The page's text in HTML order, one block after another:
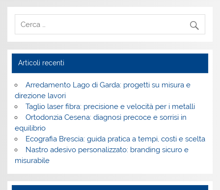
Articoli recenti
Arredamento Lago di Garda: progetti su misura e
direzione lavori
Taglio laser fibra: precisione e velocità per i metalli
Ortodonzia Cesena: diagnosi precoce e sorrisi in
equilibrio
Ecografia Brescia: guida pratica a tempi, costi e scelta
Nastro adesivo personalizzato: branding sicuro e
misurabile